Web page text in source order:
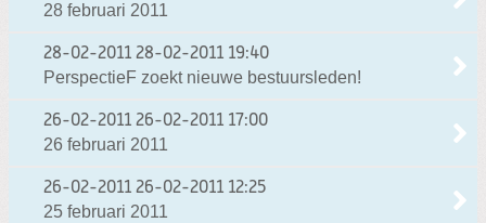
28 februari 2011
28-02-2011 28-02-2011 19:40
PerspectieF zoekt nieuwe bestuursleden!
26-02-2011 26-02-2011 17:00
26 februari 2011
26-02-2011 26-02-2011 12:25
25 februari 2011